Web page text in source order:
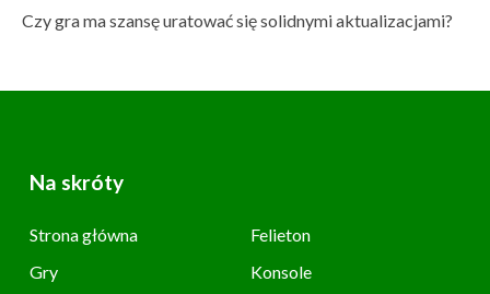
Czy gra ma szansę uratować się solidnymi aktualizacjami?
Na skróty
Strona główna
Felieton
Gry
Konsole